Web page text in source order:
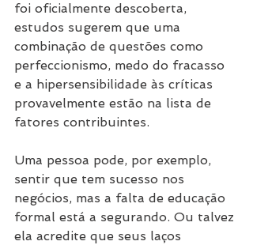
foi oficialmente descoberta,
estudos sugerem que uma
combinação de questões como
perfeccionismo, medo do fracasso
e a hipersensibilidade às críticas
provavelmente estão na lista de
fatores contribuintes.
Uma pessoa pode, por exemplo,
sentir que tem sucesso nos
negócios, mas a falta de educação
formal está a segurando. Ou talvez
ela acredite que seus laços